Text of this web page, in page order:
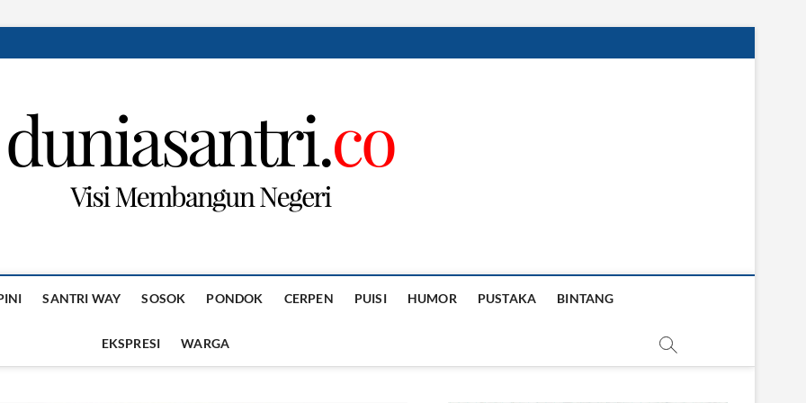
SANTRI WAY SOSOK PONDOK CERPEN PUISI HUMOR PUSTAKA BINTANG
EKSPRESI WARGA